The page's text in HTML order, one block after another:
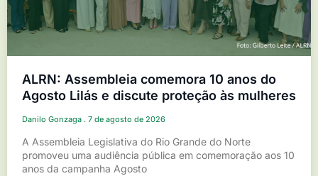
ALRN: Assembleia comemora 10 anos do
Agosto Lilás e discute proteção às mulheres
Danilo Gonzaga 7 de agosto de 2026
A Assembleia Legislativa do Rio Grande do Norte
promoveu uma audiência pública em comemoração aos 10
anos da campanha Agosto